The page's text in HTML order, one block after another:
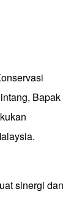
Bapak
sinergi dan